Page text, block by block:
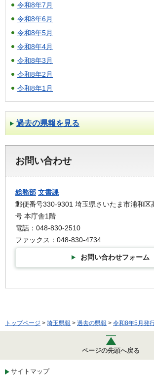
令和8年7月
令和8年6月
令和8年5月
令和8年4月
令和8年3月
令和8年2月
令和8年1月
過去の県報を見る
お問い合わせ
総務部 文書課
郵便番号330-9301 埼玉県さいたま市浦和区
号 本庁舎1階
電話：048-830-2510
ファックス：048-830-4734
お問い合わせフォーム
トップページ > 埼玉県報 > 過去の県報 > 令和8年5月発
ページの先頭へ戻る
サイトマップ